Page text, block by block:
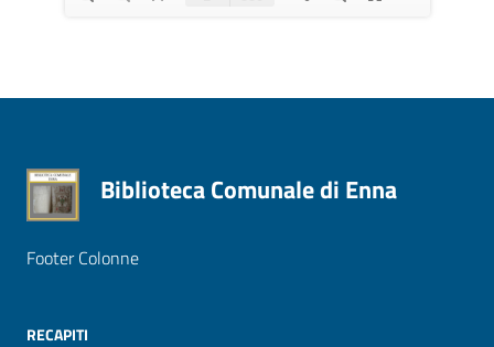
Biblioteca Comunale di Enna
Footer Colonne
RECAPITI